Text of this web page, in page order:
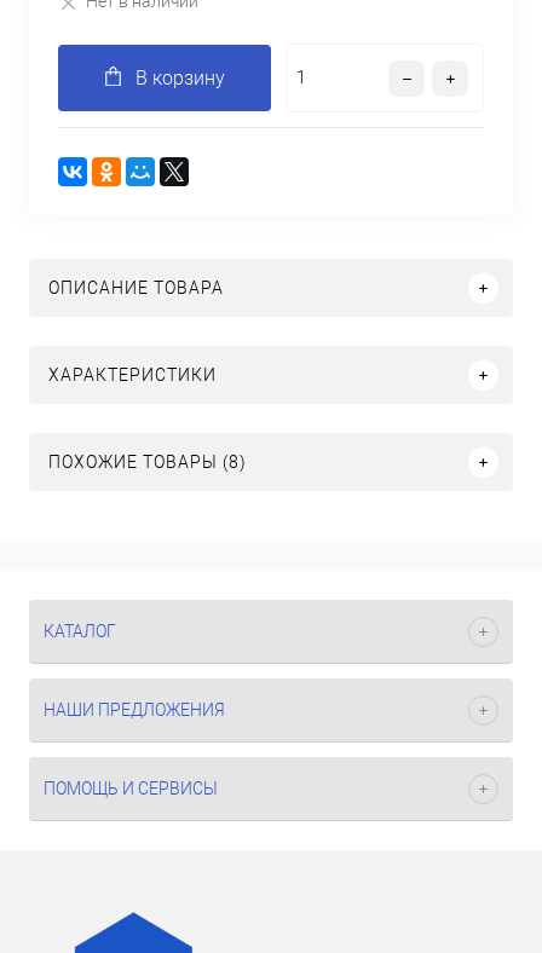
В корзину
ОПИСАНИЕ ТОВАРА
ХАРАКТЕРИСТИКИ
ПОХОЖИЕ ТОВАРЫ (8)
КАТАЛОГ
НАШИ ПРЕДЛОЖЕНИЯ
ПОМОЩЬ И СЕРВИСЫ